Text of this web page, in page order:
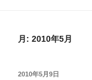
月: 2010年5月
投
2010年5月9日